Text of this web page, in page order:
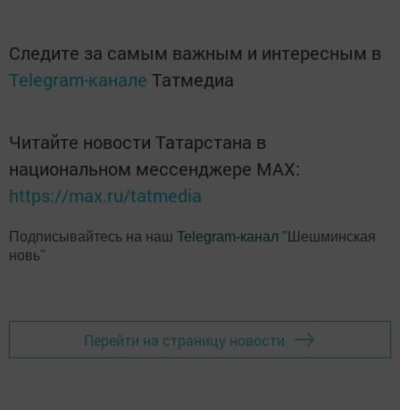
Следите за самым важным и интересным в
Telegram-канале Татмедиа
Читайте новости Татарстана в
национальном мессенджере MАХ:
https://max.ru/tatmedia
Подписывайтесь на наш Telegram-канал "Шешминская
новь"
Перейти на страницу новости